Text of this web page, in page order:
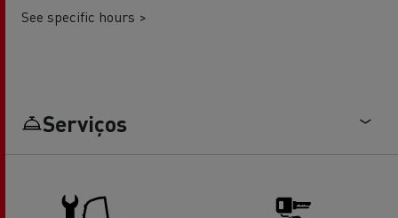
See specific hours >
Serviços